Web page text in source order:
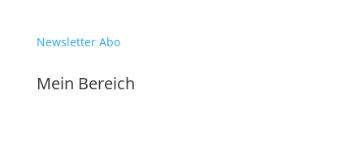
Newsletter Abo
Mein Bereich